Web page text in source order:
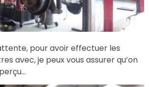
pour avoir effectuer les
avec, je peux vous assurer qu’on